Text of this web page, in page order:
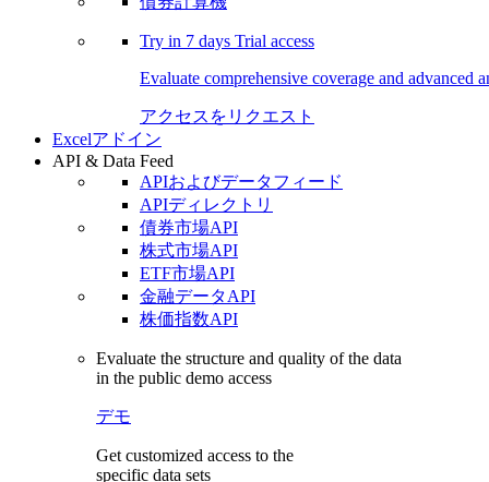
Try in 7 days Trial access
Evaluate comprehensive coverage and advanced
アクセスをリクエスト
Excelアドイン
API & Data Feed
APIおよびデータフィード
APIディレクトリ
債券市場API
株式市場API
ETF市場API
金融データAPI
株価指数API
Evaluate the structure and quality of the data
in the public demo access
デモ
Get customized access to the
specific data sets